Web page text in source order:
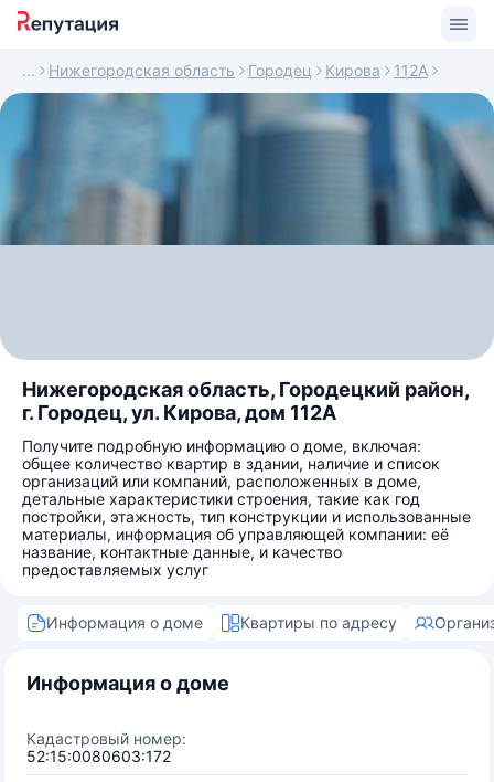
Нижегородская область Городец Кирова 112А
Нижегородская область, Городецкий район,
г. Городец, ул. Кирова, дом 112А
Получите подробную информацию о доме, включая:
общее количество квартир в здании, наличие и список
организаций или компаний, расположенных в доме,
детальные характеристики строения, такие как год
постройки, этажность, тип конструкции и использованные
материалы, информация об управляющей компании: её
название, контактные данные, и качество
предоставляемых услуг
Информация о доме Квартиры по адресу
Информация о доме
Кадастровый номер:
52:15:0080603:172